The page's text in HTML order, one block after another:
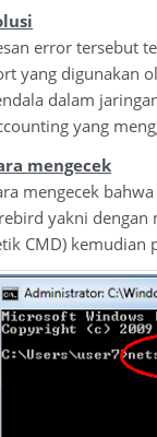
error tersebut
yang digunakan
dalam
yang
mengecek
mengecek
yakni dengan
CMD) kemudian